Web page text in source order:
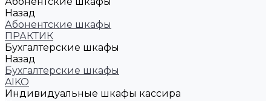
Назад
Абонентские шкафы
ПРАКТИК
Бухгалтерские шкафы
Назад
Бухгалтерские шкафы
AIKO
Индивидуальные шкафы кассира